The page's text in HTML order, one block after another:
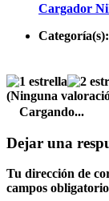
Cargador
Categoría(s):
(Ninguna
Cargando...
Dejar una
Tu dirección de
campos